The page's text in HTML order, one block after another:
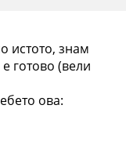
истото, знам
готово (вели
ова: